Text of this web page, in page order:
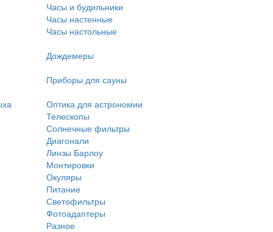
Часы и будильники
Часы настенные
Часы настольные
Дождемеры
Приборы для сауны
Оптика для астрономии
Телескопы
Солнечные фильтры
Диагонали
Линзы Барлоу
Монтировки
Окуляры
Питание
Светофильтры
Фотоадаптеры
Разное